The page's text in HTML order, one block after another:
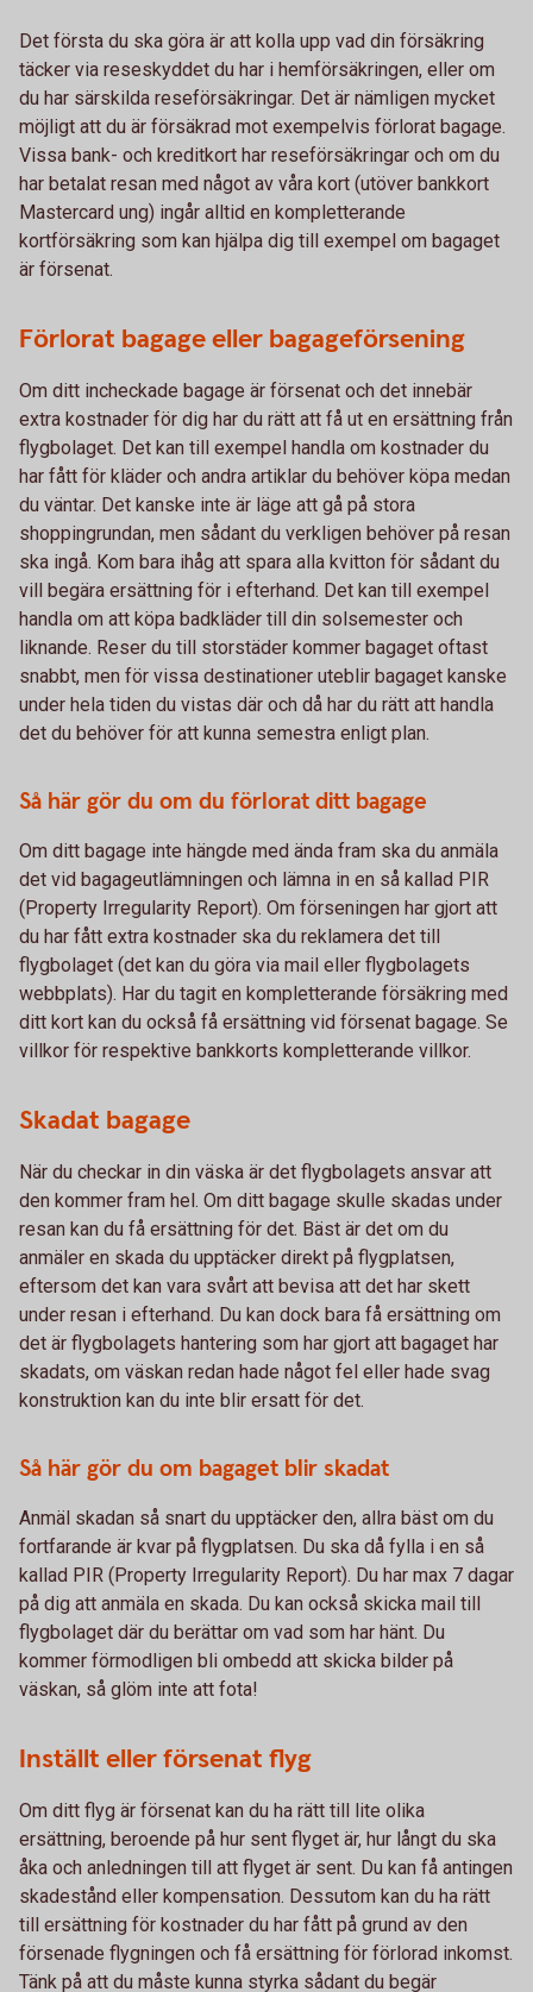
Det första du ska göra är att kolla upp vad din försäkring
täcker via reseskyddet du har i hemförsäkringen, eller om
du har särskilda reseförsäkringar. Det är nämligen mycket
möjligt att du är försäkrad mot exempelvis förlorat bagage.
Vissa bank- och kreditkort har reseförsäkringar och om du
har betalat resan med något av våra kort (utöver bankkort
Mastercard ung) ingår alltid en kompletterande
kortförsäkring som kan hjälpa dig till exempel om bagaget
är försenat.
Förlorat bagage eller bagageförsening
Om ditt incheckade bagage är försenat och det innebär
extra kostnader för dig har du rätt att få ut en ersättning från
flygbolaget. Det kan till exempel handla om kostnader du
har fått för kläder och andra artiklar du behöver köpa medan
du väntar. Det kanske inte är läge att gå på stora
shoppingrundan, men sådant du verkligen behöver på resan
ska ingå. Kom bara ihåg att spara alla kvitton för sådant du
vill begära ersättning för i efterhand. Det kan till exempel
handla om att köpa badkläder till din solsemester och
liknande. Reser du till storstäder kommer bagaget oftast
snabbt, men för vissa destinationer uteblir bagaget kanske
under hela tiden du vistas där och då har du rätt att handla
det du behöver för att kunna semestra enligt plan.
Så här gör du om du förlorat ditt bagage
Om ditt bagage inte hängde med ända fram ska du anmäla
det vid bagageutlämningen och lämna in en så kallad PIR
(Property Irregularity Report). Om förseningen har gjort att
du har fått extra kostnader ska du reklamera det till
flygbolaget (det kan du göra via mail eller flygbolagets
webbplats). Har du tagit en kompletterande försäkring med
ditt kort kan du också få ersättning vid försenat bagage. Se
villkor för respektive bankkorts kompletterande villkor.
Skadat bagage
När du checkar in din väska är det flygbolagets ansvar att
den kommer fram hel. Om ditt bagage skulle skadas under
resan kan du få ersättning för det. Bäst är det om du
anmäler en skada du upptäcker direkt på flygplatsen,
eftersom det kan vara svårt att bevisa att det har skett
under resan i efterhand. Du kan dock bara få ersättning om
det är flygbolagets hantering som har gjort att bagaget har
skadats, om väskan redan hade något fel eller hade svag
konstruktion kan du inte blir ersatt för det.
Så här gör du om bagaget blir skadat
Anmäl skadan så snart du upptäcker den, allra bäst om du
fortfarande är kvar på flygplatsen. Du ska då fylla i en så
kallad PIR (Property Irregularity Report). Du har max 7 dagar
på dig att anmäla en skada. Du kan också skicka mail till
flygbolaget där du berättar om vad som har hänt. Du
kommer förmodligen bli ombedd att skicka bilder på
väskan, så glöm inte att fota!
Inställt eller försenat flyg
Om ditt flyg är försenat kan du ha rätt till lite olika
ersättning, beroende på hur sent flyget är, hur långt du ska
åka och anledningen till att flyget är sent. Du kan få antingen
skadestånd eller kompensation. Dessutom kan du ha rätt
till ersättning för kostnader du har fått på grund av den
försenade flygningen och få ersättning för förlorad inkomst.
Tänk på att du måste kunna styrka sådant du begär